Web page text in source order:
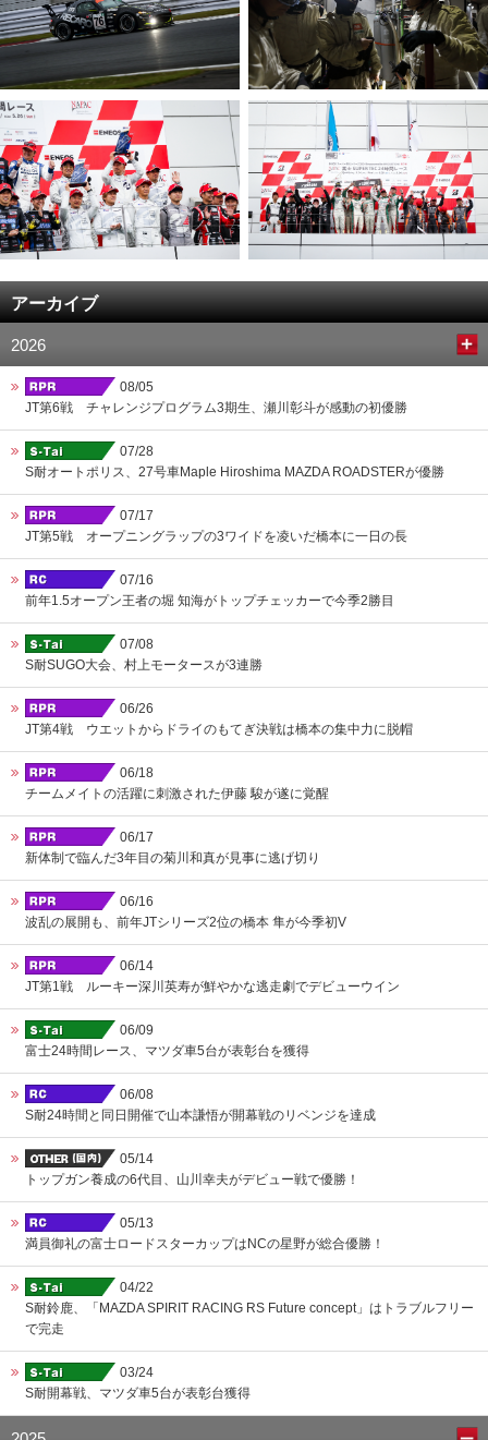
アーカイブ
2026
08/05
JT第6戦 チャレンジプログラム3期生、瀬川彰斗が感動の初優勝
07/28
S耐オートポリス、27号車Maple Hiroshima MAZDA ROADSTERが優勝
07/17
JT第5戦 オープニングラップの3ワイドを凌いだ橋本に一日の長
07/16
前年1.5オープン王者の堀 知海がトップチェッカーで今季2勝目
07/08
S耐SUGO大会、村上モータースが3連勝
06/26
JT第4戦 ウエットからドライのもてぎ決戦は橋本の集中力に脱帽
06/18
チームメイトの活躍に刺激された伊藤 駿が遂に覚醒
06/17
新体制で臨んだ3年目の菊川和真が見事に逃げ切り
06/16
波乱の展開も、前年JTシリーズ2位の橋本 隼が今季初V
06/14
JT第1戦 ルーキー深川英寿が鮮やかな逃走劇でデビューウイン
06/09
富士24時間レース、マツダ車5台が表彰台を獲得
06/08
S耐24時間と同日開催で山本謙悟が開幕戦のリベンジを達成
05/14
トップガン養成の6代目、山川幸夫がデビュー戦で優勝！
05/13
満員御礼の富士ロードスターカップはNCの星野が総合優勝！
04/22
S耐鈴鹿、「MAZDA SPIRIT RACING RS Future concept」はトラブルフリー
で完走
03/24
S耐開幕戦、マツダ車5台が表彰台獲得